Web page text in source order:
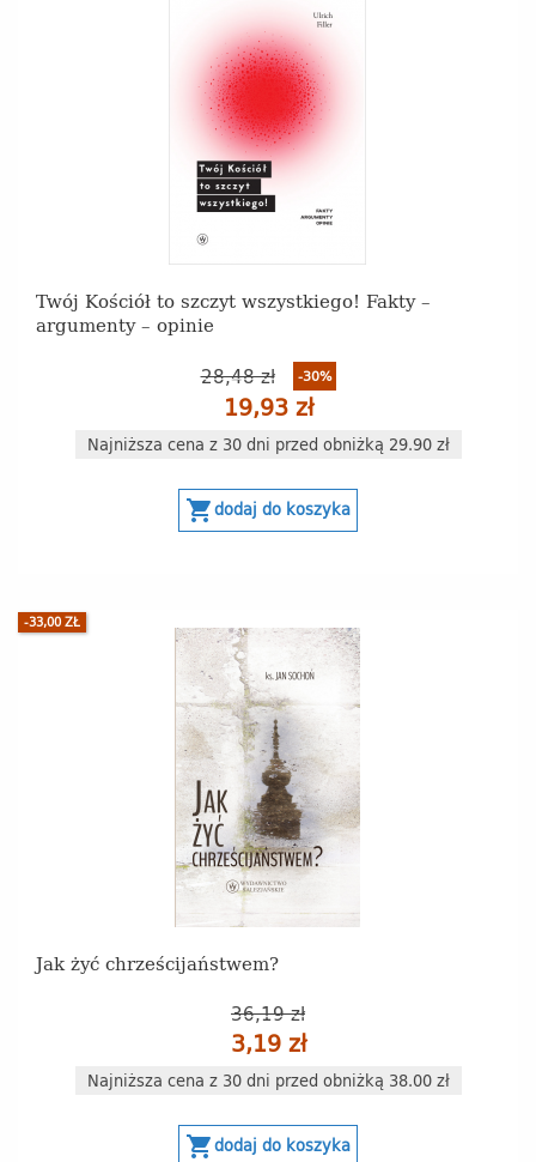
Twój Kościół to szczyt wszystkiego! Fakty –
argumenty – opinie
28,48 zł -30%
19,93 zł
Najniższa cena z 30 dni przed obniżką 29.90 zł
shopping_cartdodaj do koszyka
Jak żyć chrześcijaństwem?
36,19 zł
3,19 zł
Najniższa cena z 30 dni przed obniżką 38.00 zł
-33,00 ZŁ
shopping_cartdodaj do koszyka